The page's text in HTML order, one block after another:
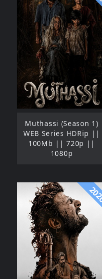
Muthassi (Season 1)
WEB Series HDRip ||
100Mb || 720p ||
1080p